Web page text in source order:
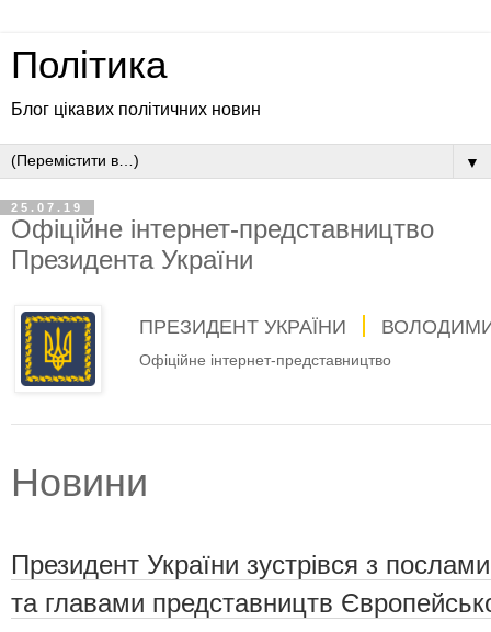
Політика
Блог цікавих політичних новин
▼
25.07.19
Офіційне інтернет-представництво
Президента України
ПРЕЗИДЕНТ УКРАЇНИ
Офіційне інтернет-представництво
Новини
Президент України зустрівся з
та главами представництв